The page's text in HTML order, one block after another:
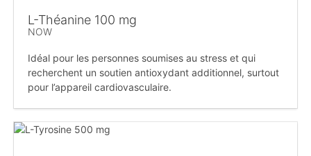
L-Théanine 100 mg
NOW
Idéal pour les personnes soumises au stress et qui
recherchent un soutien antioxydant additionnel, surtout
pour l’appareil cardiovasculaire.